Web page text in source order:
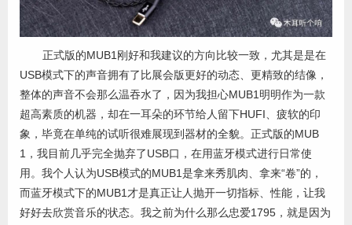
正式版的MUB1刚好和我建议的方向比较一致，尤其是是在
USB模式下的声音拥有了比展会版更好的动态、更精致的结像，
整体的声音不会那么温吞水了，因为我担心MUB1明明作为一款
超高素质的机器，却在一耳朵的环节给人留下HUFI、疲软的印
象，毕竟在单纯的试听很难展现到器材的全貌。正式版的MUB
1，我目前几乎完全抛弃了USB口，在用蓝牙模式进行日常使
用。我个人认为USB模式的MUB1是拿来秀肌肉、拿来“卷”的，
而蓝牙模式下的MUB1才是真正让人抛开一切指标、性能，让我
好好去欣赏音乐的状态。我之前为什么那么忠爱1795，就是因为